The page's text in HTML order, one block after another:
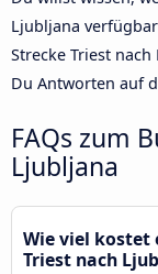
Ljubljana
Strecke Triest
Du Antworten auf
FAQs zum
Ljubljana
Wie viel kostet
Triest nach